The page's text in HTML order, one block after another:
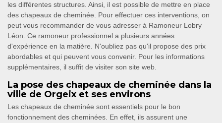
les différentes structures. Ainsi, il est possible de mettre en place
des chapeaux de cheminée. Pour effectuer ces interventions, on
peut vous recommander de vous adresser à Ramoneur Lobry
Léon. Ce ramoneur professionnel a plusieurs années
d'expérience en la matière. N'oubliez pas qu'il propose des prix
abordables et qui peuvent vous convenir. Pour les informations
supplémentaires, il suffit de visiter son site web.
La pose des chapeaux de cheminée dans la
ville de Orgeix et ses environs
Les chapeaux de cheminée sont essentiels pour le bon
fonctionnement des cheminées. En effet, ils assurent une